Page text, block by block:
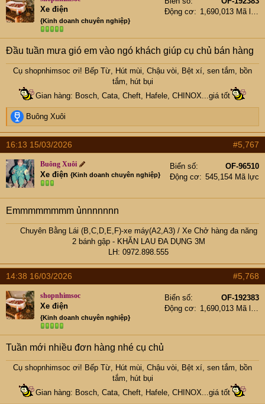
Xe điện
{Kinh doanh chuyên nghiệp}
Động cơ
1,690,013 Mã lực
Đầu tuần mưa gió em vào ngó khách giúp cụ chủ bán hàng
Cụ shopnhimsoc ơi! Bếp Từ, Hút mùi, Chậu vòi, Bệt xí, sen tắm, bồn
tắm, hút bụi
Gian hàng: Bosch, Cata, Cheft, Hafele, CHINOX...giá tốt
R
e
a
c
t
i
o
n
s
:
Buông Xuôi
16:13 15/03/2026 #5,767
Buông Xuôi
Xe điện {Kinh doanh chuyên nghiệp}
Biển số
OF-96510
Động cơ
545,154 Mã lực
Emmmmmmmm ủnnnnnnn
Chuyên Bằng Lái (B,C,D,E,F)-xe máy(A2,A3)/ Xe Chở hàng đa năng
2 bánh gập- KHĂN LAU ĐA DỤNG 3M
LH: 0972.898.555​
14:38 16/03/2026 #5,768
shopnhimsoc
Xe điện
{Kinh doanh chuyên nghiệp}
Biển số
OF-192383
Động cơ
1,690,013 Mã lực
Tuần mới nhiều đơn hàng nhé cụ chủ
Cụ shopnhimsoc ơi! Bếp Từ, Hút mùi, Chậu vòi, Bệt xí, sen tắm, bồn
tắm, hút bụi
Gian hàng: Bosch, Cata, Cheft, Hafele, CHINOX...giá tốt